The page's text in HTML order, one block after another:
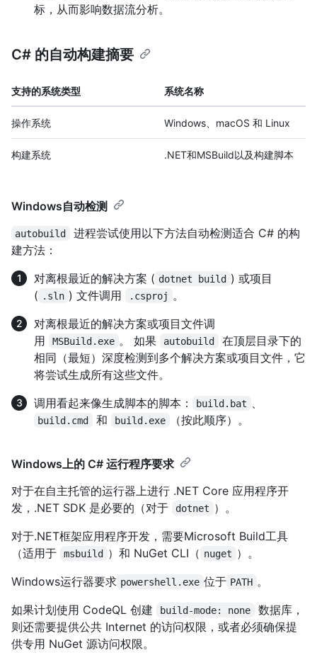
标，从而影响数据流分析。
C# 的自动构建摘要
支持的系统类型 系统名称
操作系统 Windows、macOS 和 Linux
构建系统 .NET和MSBuild以及构建脚本
Windows自动检测
autobuild
进程尝试使用以下方法自动检测适合 C# 的构
建方法：
对离根最近的解决方案 ( dotnet build ) 或项目
( .sln ) 文件调用 .csproj
。
对离根最近的解决方案或项目文件调
用
MSBuild.exe 。 如果 autobuild
在顶层目录下的
相同（最短）深度检测到多个解决方案或项目文件，它
将尝试生成所有这些文件。
调用看起来像生成脚本的脚本：
build.bat
build.cmd 和 build.exe （按此顺序）。
Windows上的 C# 运行程序要求
对于在自主托管的运行器上进行 .NET Core 应用程序开
发，.NET SDK 是必要的（对于
dotnet ）。
对于.NET框架应用程序开发，需要Microsoft Build工具
（适用于
msbuild ）和 NuGet CLI（ nuget ）。
Windows运行器要求 powershell.exe 位于 PATH 。
如果计划使用 CodeQL 创建
build-mode: none
数据库，
则还需要提供公共 Internet 的访问权限，或者必须确保提
供专用 NuGet 源访问权限。